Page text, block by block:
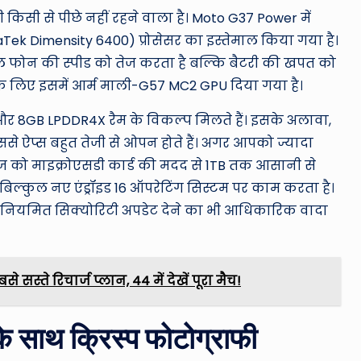
से पीछे नहीं रहने वाला है। Moto G37 Power में
Dimensity 6400) प्रोसेसर का इस्तेमाल किया गया है।
की स्पीड को तेज करता है बल्कि बैटरी की खपत को
इसमें आर्म माली-G57 MC2 GPU दिया गया है।
LPDDR4X रैम के विकल्प मिलते हैं। इसके अलावा,
ऐप्स बहुत तेजी से ओपन होते हैं। अगर आपको ज्यादा
माइक्रोएसडी कार्ड की मदद से 1TB तक आसानी से
नए एंड्रॉइड 16 ऑपरेटिंग सिस्टम पर काम करता है।
सिक्योरिटी अपडेट देने का भी आधिकारिक वादा
सस्ते रिचार्ज प्लान, ₹44 में देखें पूरा मैच!
क्रिस्प फोटोग्राफी